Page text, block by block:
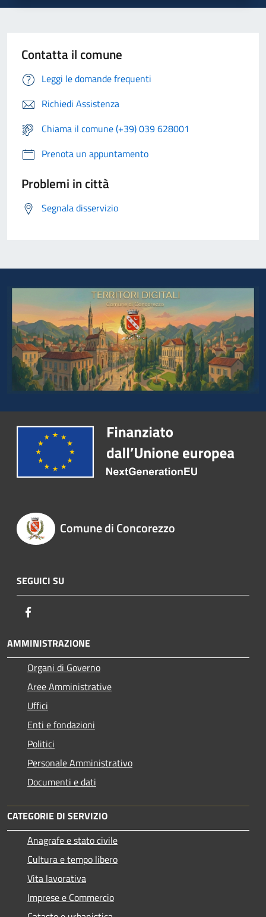
Contatta il comune
Leggi le domande frequenti
Richiedi Assistenza
Chiama il comune (+39) 039 628001
Prenota un appuntamento
Problemi in città
Segnala disservizio
Comune di Concorezzo
SEGUICI SU
AMMINISTRAZIONE
Organi di Governo
Aree Amministrative
Uffici
Enti e fondazioni
Politici
Personale Amministrativo
Documenti e dati
CATEGORIE DI SERVIZIO
Anagrafe e stato civile
Cultura e tempo libero
Vita lavorativa
Imprese e Commercio